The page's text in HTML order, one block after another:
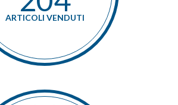
ARTICOLI VENDUTI